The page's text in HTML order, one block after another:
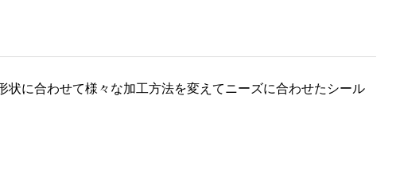
に合わせて様々な加工方法を変えてニーズに合わせたシール